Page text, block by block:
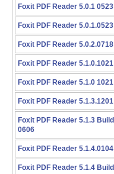
Foxit PDF Reader 5.0.1 0523
Foxit PDF Reader 5.0.1.0523
Foxit PDF Reader 5.0.2.0718
Foxit PDF Reader 5.1.0.1021
Foxit PDF Reader 5.1.0 1021
Foxit PDF Reader 5.1.3.1201
Foxit PDF Reader 5.1.3 Build
0606
Foxit PDF Reader 5.1.4.0104
Foxit PDF Reader 5.1.4 Build